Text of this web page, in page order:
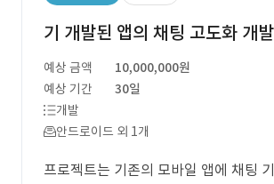
기 개발된 앱의 채팅 고도화 개발
예상 금액
10,000,000원
예상 기간
30일
개발
안드로이드 외 1개
프로젝트는 기존의 모바일 앱에 채팅